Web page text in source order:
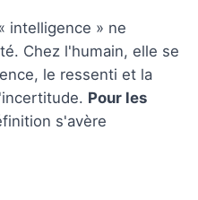
intelligence » ne
Chez l'humain, elle se
le ressenti et la
Pour les
s'avère